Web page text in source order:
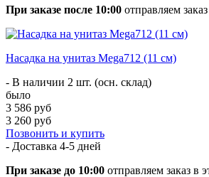
При заказе после 10:00 отправляем
Насадка на унитаз Mega712 (11 см)
- В наличии 2 шт. (осн. склад)
было
3 586 руб
3 260 руб
Позвонить и купить
- Доставка 4-5 дней
При заказе до 10:00 отправляем заказ в